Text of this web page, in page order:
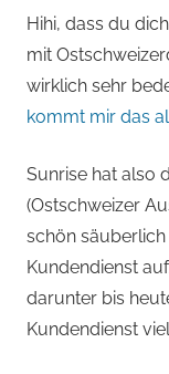
Hihi, dass du
mit
wirklich sehr
kommt mir das
Sunrise hat also
(Ostschweizer
schön
Kundendienst
darunter bis
Kundendienst